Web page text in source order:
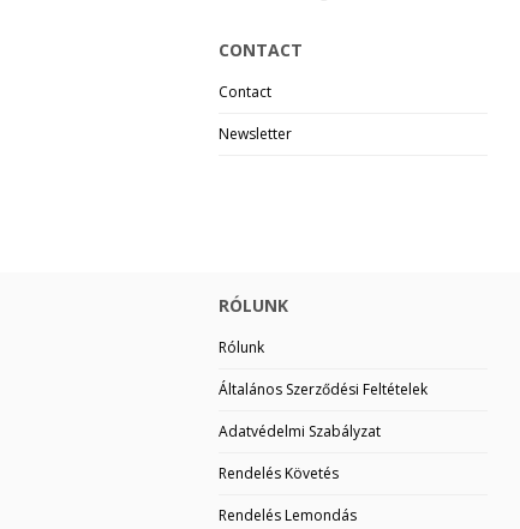
CONTACT
Contact
Newsletter
RÓLUNK
Rólunk
Általános Szerződési Feltételek
Adatvédelmi Szabályzat
Rendelés Követés
Rendelés Lemondás